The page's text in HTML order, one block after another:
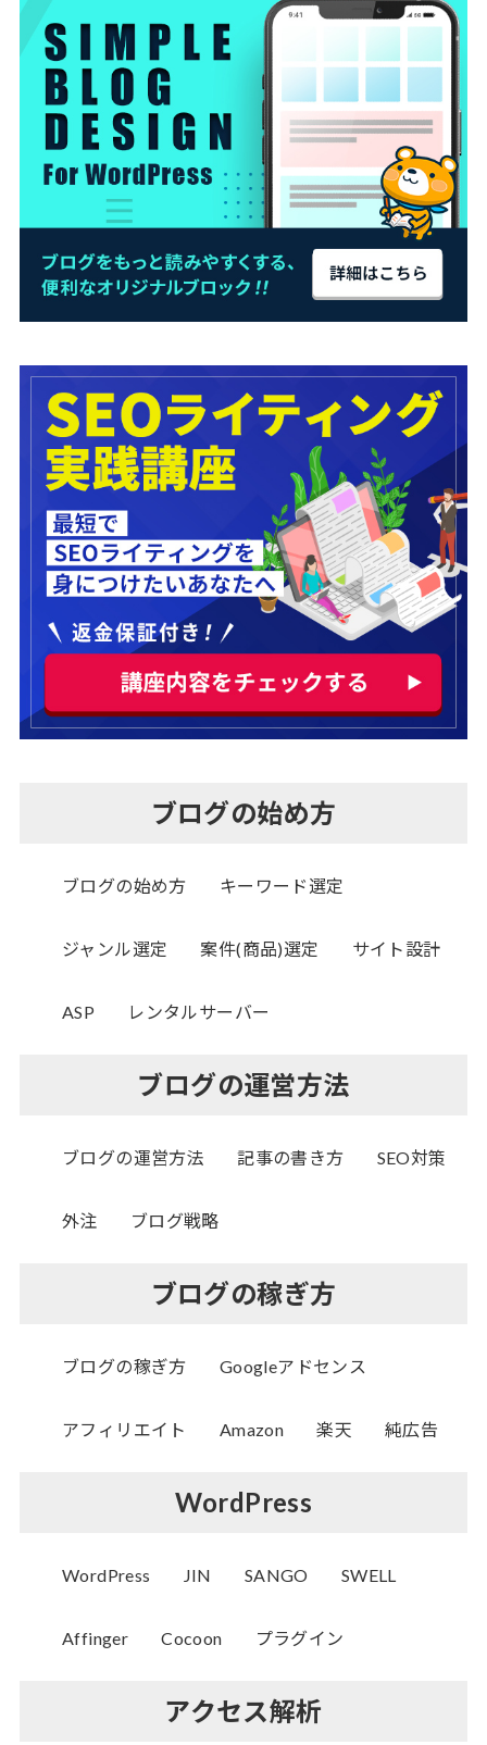
ブログの始め方
ブログの始め方 キーワード選定
ジャンル選定 案件(商品)選定 サイト設計
ASP レンタルサーバー
ブログの運営方法
ブログの運営方法 記事の書き方 SEO対策
外注 ブログ戦略
ブログの稼ぎ方
ブログの稼ぎ方 Googleアドセンス
アフィリエイト Amazon 楽天 純広告
WordPress
WordPress JIN SANGO SWELL
Affinger Cocoon プラグイン
アクセス解析